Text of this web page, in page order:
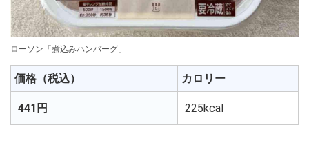
ローソン「煮込みハンバーグ」
価格（税込） カロリー
441円 225kcal